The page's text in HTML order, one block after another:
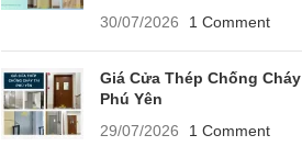
30/07/2026
1 Comment
Giá Cửa Thép Chống Cháy
Phú Yên
29/07/2026
1 Comment